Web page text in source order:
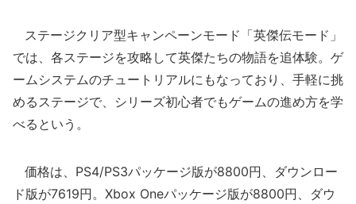
ステージクリア型キャンペーンモード「英傑伝モード」
では、各ステージを攻略して英傑たちの物語を追体験。ゲ
ームシステムのチュートリアルにもなっており、手軽に挑
めるステージで、シリーズ初心者でもゲームの進め方を学
べるという。
価格は、PS4/PS3パッケージ版が8800円、ダウンロー
ド版が7619円。Xbox Oneパッケージ版が8800円、ダウ